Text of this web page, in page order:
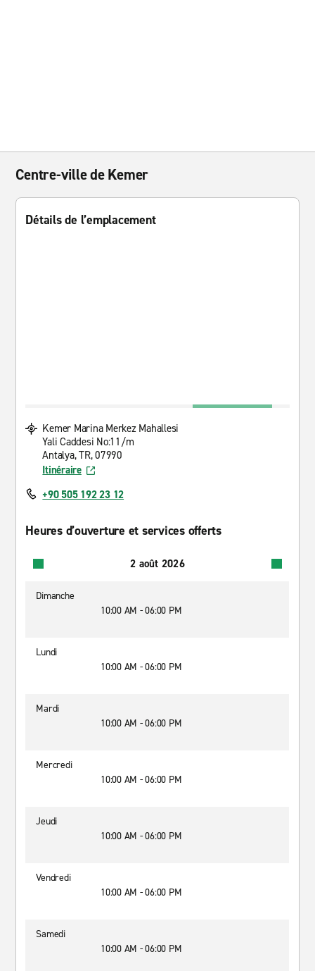
Centre-ville de Kemer
Détails de l’emplacement
Kemer Marina Merkez Mahallesi
Yali Caddesi No:11/m
Antalya, TR, 07990
Itinéraire
+90 505 192 23 12
Heures d’ouverture et services offerts
2 août 2026
Dimanche
10:00 AM - 06:00 PM
Lundi
10:00 AM - 06:00 PM
Mardi
10:00 AM - 06:00 PM
Mercredi
10:00 AM - 06:00 PM
Jeudi
10:00 AM - 06:00 PM
Vendredi
10:00 AM - 06:00 PM
Samedi
10:00 AM - 06:00 PM